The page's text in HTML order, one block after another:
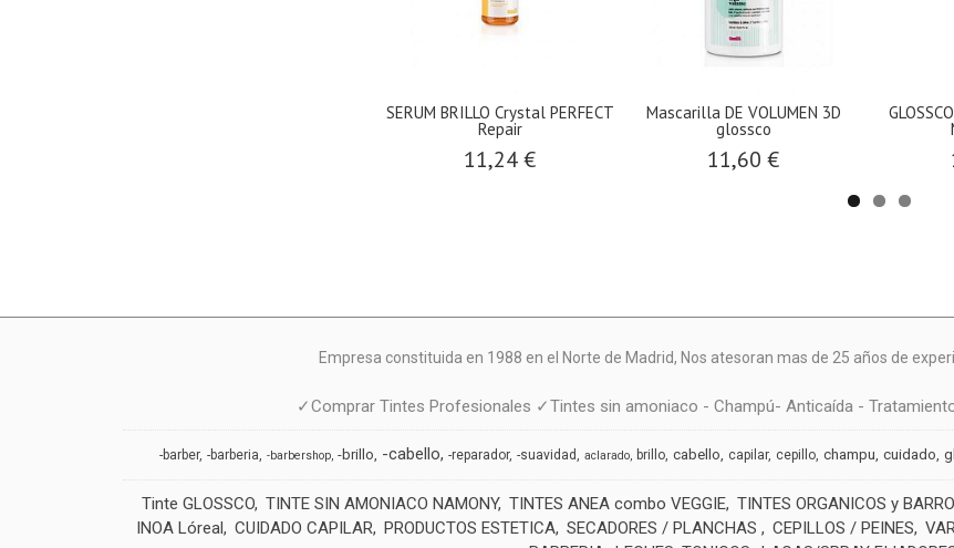
SERUM BRILLO Crystal PERFECT
Repair
11,24 €
Mascarilla DE VOLUMEN 3D
glossco
11,60 €
Empresa constituida en 1988 en el Norte de Madrid, Nos atesoran mas de 25 años de
✓Comprar Tintes Profesionales ✓Tintes sin amoniaco - Champú- Anticaída -
-barber -barberia -barbershop -brillo -cabello -reparador -suavidad aclarado brillo cabello capilar cepillo champu cuidado
Tinte GLOSSCO TINTE SIN AMONIACO NAMONY TINTES ANEA combo VEGGIE TINTES ORGANICOS y
INOA Lóreal
CUIDADO CAPILAR PRODUCTOS ESTETICA SECADORES / PLANCHAS CEPILLOS / PEINES